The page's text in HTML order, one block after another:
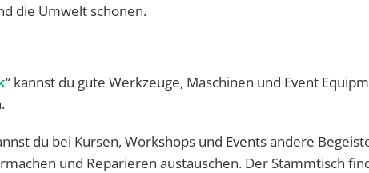
die Umwelt schonen.
“ kannst du gute Werkzeuge, Maschinen und Event
du bei Kursen, Workshops und Events andere
und Reparieren austauschen. Der Stammtisch